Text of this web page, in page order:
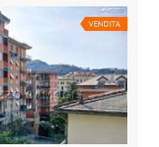
VENDITA